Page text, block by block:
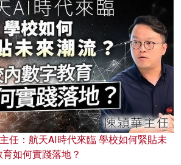
任：航天AI時代來臨 學校如何緊貼未
如何實踐落地？